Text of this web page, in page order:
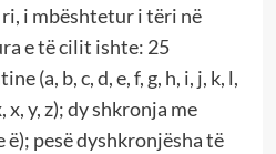
i mbështetur i tëri në
e të cilit ishte: 25
(a, b, c, d, e, f, g, h, i, j, k, l,
x, y, z); dy shkronja me
pesë dyshkronjësha të